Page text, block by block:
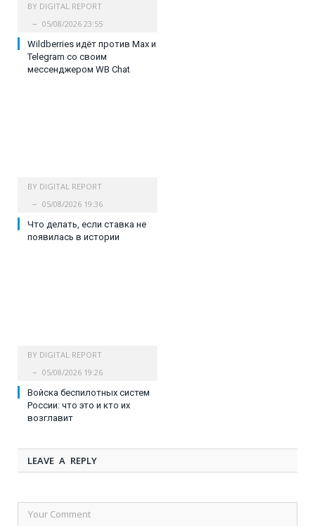
BY DIGITAL REPORT
05/08/2026 23:55
Wildberries идёт против Max и
Telegram со своим
мессенджером WB Chat
BY DIGITAL REPORT
05/08/2026 19:36
Что делать, если ставка не
появилась в истории
BY DIGITAL REPORT
05/08/2026 19:26
Войска беспилотных систем
России: что это и кто их
возглавит
LEAVE A REPLY